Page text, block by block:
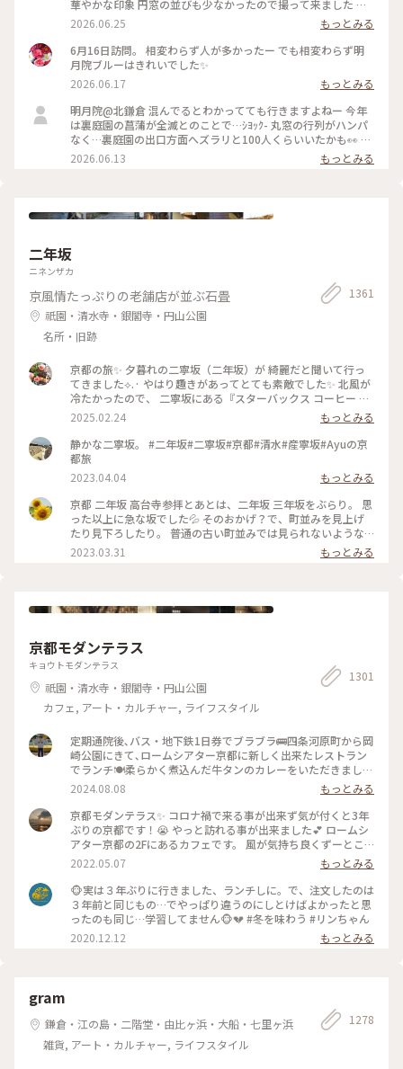
華やかな印象 円窓の並びも少なかったので撮って来ました 裏
庭園の菖蒲の復活を願います
2026.06.25
もっとみる
6月16日訪問。 相変わらず人が多かったー でも相変わらず明
月院ブルーはきれいでした✨
2026.06.17
もっとみる
明月院@北鎌倉 混んでるとわかってても行きますよねー 今年
は裏庭園の菖蒲が全滅とのことで…ｼﾖｯｸ- 丸窓の行列がハンパ
なく…裏庭園の出口方面へズラリと100人くらいいたかも👀 装
飾のあじさいがとても素敵だったのでそりゃー撮りたくなりま
すよねー(ﾜｶﾙｰ) 写真もなかなか撮りづらいほどの人混み 急な方
ても疲れます… 夕方の空いてる時間を狙うのがいいのかもです
2026.06.13 もっとみる
二年坂
ニネンザカ
京風情たっぷりの老舗店が並ぶ石畳
祇園・清水寺・銀閣寺・円山公園
名所・旧跡
1361
京都の旅✨ 夕暮れの二寧坂（二年坂）が 綺麗だと聞いて行っ
てきました︎︎⟡.· やはり趣きがあってとても素敵でした✨ 北風が
冷たかったので、 二寧坂にある『スターバックス コーヒー 京
都二寧坂ヤサカ茶屋店』さんへ行き コーヒーであたたまりま
した☕️✨ 抹茶バターサンドも美味しかった♡ こちらのスタバ
は、 築100年を超える伝統的な日本家屋の店舗で、 畳の間で
コーヒー体験が楽しめます。 私の隣にいた観光客さんが、 畳
の間はどこかと聞いてこられたので こちらですよとお伝えし
ました😊 観光客さんは「ここに来るのが 夢だったんです✨」
と話していました。 その気持ちがよくわかります。 とても素
敵なスタバでした⟡.·*. のんびりと散策が楽しい 夕暮れのニ寧
坂でした(˶ˊᵕˋ˵)✨ #二寧坂 #二年坂 #京都 #京都旅 #スターバ
ックスコーヒー京都二寧坂ヤサカ茶屋店 #スタバ #ぽかぽか #
夕暮れの二寧坂
2025.02.24
もっとみる
静かな二寧坂。 #二年坂#二寧坂#京都#清水#産寧坂#Ayuの京
都旅
2023.04.04
もっとみる
京都 二年坂 高台寺参拝とあとは、二年坂 三年坂をぶらり。 思
った以上に急な坂でした💦 そのおかげ？で、町並みを見上げ
たり見下ろしたり。 普通の古い町並みでは見られないような
風景でした。 そして、見たかった町並み越しの五重塔✨ ちょ
うどお庭からしだれ桜の枝が出ていて、フォトスポットになっ
お花見 #桜
2023.03.31 もっとみる
京都モダンテラス
キョウトモダンテラス
祇園・清水寺・銀閣寺・円山公園
カフェ, アート・カルチャー, ライフスタイル
1301
定期通院後､バス・地下鉄1日券でブラブラ🚌四条河原町から岡
崎公園にきて､ロームシアター京都に新しく出来たレストラン
でランチ🍽️柔らかく煮込んだ牛タンのカレーをいただきました
🍛 #グルメ #ランチ #カレー
2024.08.08
もっとみる
京都モダンテラス✨ コロナ禍で来る事が出来ず気が付くと3年
ぶりの京都です！😭 やっと訪れる事が出来ました💕 ロームシ
アター京都の2Fにあるカフェです。 風が気持ち良くずーとこ
こで時間を過ごしていたいカフェです🥰 スズメが残したケー
キのくずを食べにテーブルの上にやってきてました😆 #Myこ
とりっぷ #春風さんぽ
2022.05.07
もっとみる
🐵実は３年ぶりに行きました、ランチしに。で、注文したのは
３年前と同じもの…でやっぱり違うのにしとけばよかったと思
ったのも同じ…学習してません🐵💔 #冬を味わう #リンちゃん
2020.12.12
もっとみる
gram
鎌倉・江の島・二階堂・由比ヶ浜・大船・七里ヶ浜
雑貨, アート・カルチャー, ライフスタイル
1278